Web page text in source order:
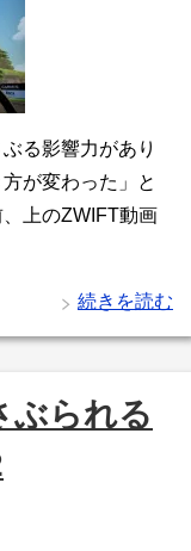
る影響力があり
が変わった」と
上のZWIFT動画
続きを読む
ぶられる